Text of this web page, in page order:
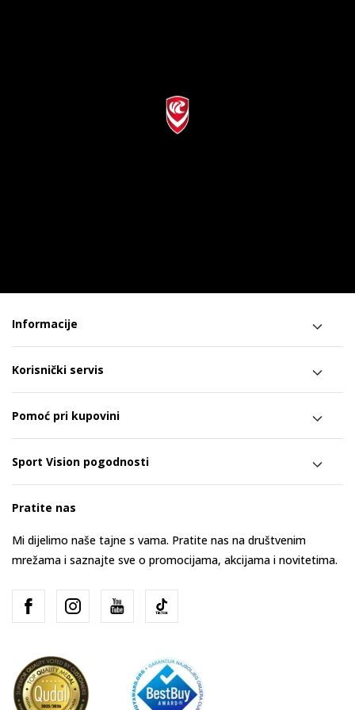
Informacije
Korisnički servis
Pomoć pri kupovini
Sport Vision pogodnosti
Pratite nas
Mi dijelimo naše tajne s vama. Pratite nas na društvenim
mrežama i saznajte sve o promocijama, akcijama i novitetima.